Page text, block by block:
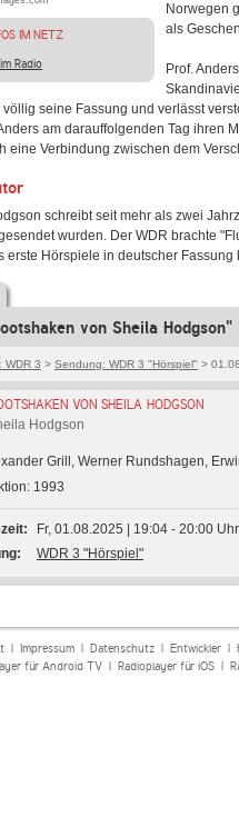
IM NETZ
Radio
Norwegen
als
Prof.
völlig seine Fassung und verlässt
am darauffolgenden Tag ihren
eine Verbindung zwischen dem
schreibt seit mehr als zwei
wurden. Der WDR brachte
erste Hörspiele in deutscher Fassung
von Sheila
WDR 3 > Sendung: WDR 3 "Hörspiel" >
VON SHEILA HODGSON
Hodgson
Grill, Werner Rundshagen,
1993
Fr, 01.08.2025 | 19:04 - 20:00 Uhr
WDR 3 "Hörspiel"
| Impressum| Datenschutz| Entwickler|
für Android TV| Radioplayer für iOS|